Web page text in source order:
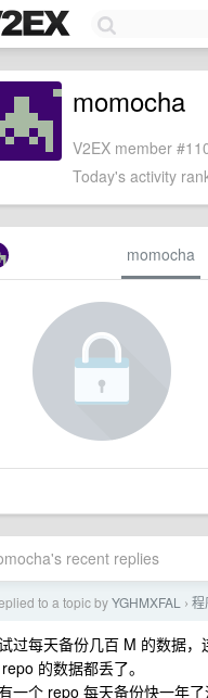
momocha
V2EX member
Today's activity
momocha
recent replies
to a topic byYGHMXFAL › 程
过每天备份几百 M 的数据
的数据都丢了。
一个 repo 每天备份快一年了